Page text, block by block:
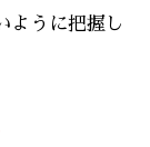
ように把握し